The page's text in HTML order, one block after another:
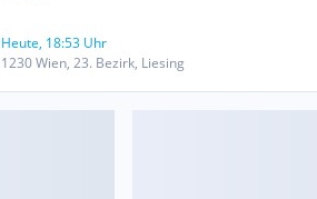
Heute, 18:53 Uhr
1230 Wien, 23. Bezirk, Liesing